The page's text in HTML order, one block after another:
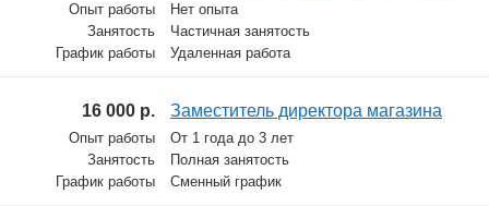
Опыт работы
Нет опыта
Занятость
Частичная занятость
График работы
Удаленная работа
16 000 р. Заместитель директора магазина
Опыт работы
От 1 года до 3 лет
Занятость
Полная занятость
График работы
Сменный график